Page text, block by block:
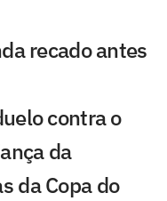
recado antes
contra o
da
da Copa do